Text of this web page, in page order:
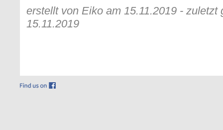
erstellt von Eiko am 15.11.2019 - zuletzt
15.11.2019